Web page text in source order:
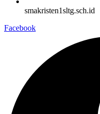
smakristen1sltg.sch.id
Facebook